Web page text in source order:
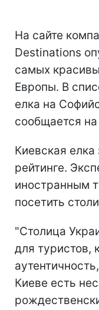
На сайте
Destinations
самых
Европы. В
елка на
сообщается
Киевская елка
рейтинге.
иностранным
посетить
"Столица
для туристов,
Киеве есть